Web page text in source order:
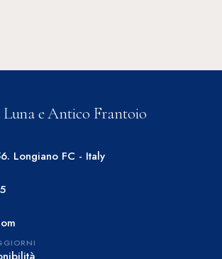
Luna e Antico Frantoio
Longiano FC - Italy